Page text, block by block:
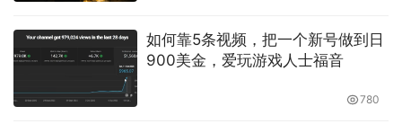
如何靠5条视频，把一个新号做到日
900美金，爱玩游戏人士福音
780